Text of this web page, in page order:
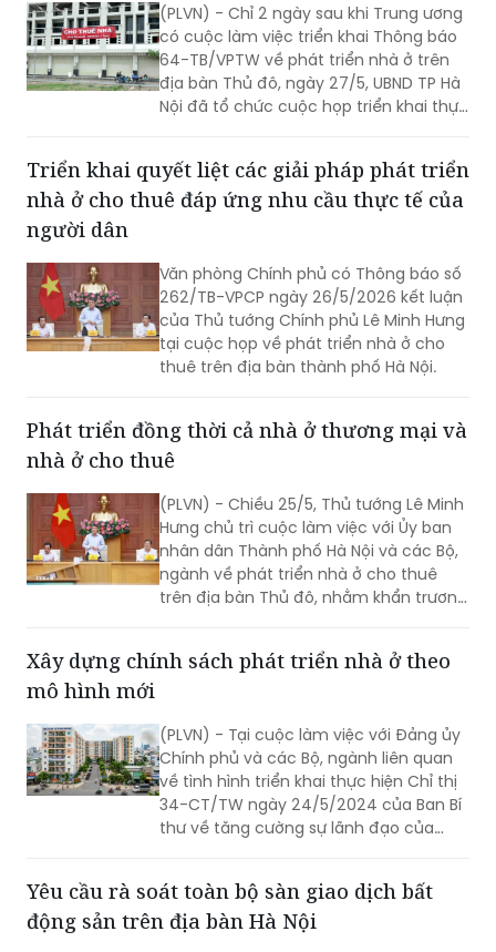
(PLVN) - Chỉ 2 ngày sau khi Trung ương
có cuộc làm việc triển khai Thông báo
64-TB/VPTW về phát triển nhà ở trên
địa bàn Thủ đô, ngày 27/5, UBND TP Hà
Nội đã tổ chức cuộc họp triển khai thực
nhà ở cho thuê (NƠCT).
Triển khai quyết liệt các giải pháp phát triển
nhà ở cho thuê đáp ứng nhu cầu thực tế của
người dân
Văn phòng Chính phủ có Thông báo số
262/TB-VPCP ngày 26/5/2026 kết luận
của Thủ tướng Chính phủ Lê Minh Hưng
tại cuộc họp về phát triển nhà ở cho
thuê trên địa bàn thành phố Hà Nội.
Phát triển đồng thời cả nhà ở thương mại và
nhà ở cho thuê
(PLVN) - Chiều 25/5, Thủ tướng Lê Minh
Hưng chủ trì cuộc làm việc với Ủy ban
nhân dân Thành phố Hà Nội và các Bộ,
ngành về phát triển nhà ở cho thuê
trên địa bàn Thủ đô, nhằm khẩn trương
xã hội và định hướng phát triển nhà ở
Xây dựng chính sách phát triển nhà ở theo
mô hình mới
(PLVN) - Tại cuộc làm việc với Đảng ủy
Chính phủ và các Bộ, ngành liên quan
về tình hình triển khai thực hiện Chỉ thị
34-CT/TW ngày 24/5/2024 của Ban Bí
thư về tăng cường sự lãnh đạo của
qua; những định hướng, chỉ đạo của
Tổng Bí thư, Chủ tịch nước Tô Lâm
Yêu cầu rà soát toàn bộ sàn giao dịch bất
động sản trên địa bàn Hà Nội